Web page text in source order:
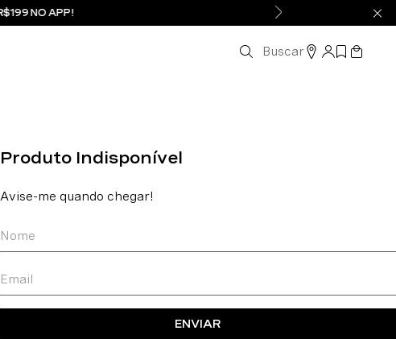
NO APP!
Buscar
ENVIAR